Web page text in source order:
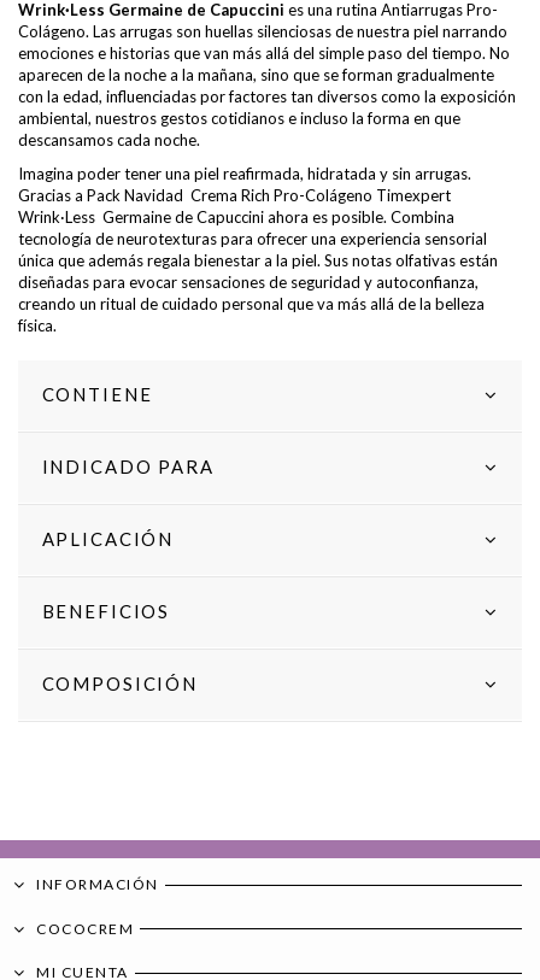
Wrink·Less Germaine de Capuccini es una rutina Antiarrugas Pro-
Colágeno. Las arrugas son huellas silenciosas de nuestra piel narrando
emociones e historias que van más allá del simple paso del tiempo. No
aparecen de la noche a la mañana, sino que se forman gradualmente
con la edad, influenciadas por factores tan diversos como la exposición
ambiental, nuestros gestos cotidianos e incluso la forma en que
descansamos cada noche.
Imagina poder tener una piel reafirmada, hidratada y sin arrugas.
Gracias a Pack Navidad Crema Rich Pro-Colágeno Timexpert
Wrink·Less Germaine de Capuccini ahora es posible. Combina
tecnología de neurotexturas para ofrecer una experiencia sensorial
única que además regala bienestar a la piel. Sus notas olfativas están
diseñadas para evocar sensaciones de seguridad y autoconfianza,
creando un ritual de cuidado personal que va más allá de la belleza
física.
CONTIENE
INDICADO PARA
APLICACIÓN
BENEFICIOS
COMPOSICIÓN
INFORMACIÓN
COCOCREM
MI CUENTA